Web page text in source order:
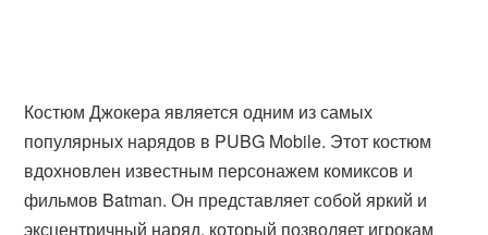
Костюм Джокера является одним из самых
популярных нарядов в PUBG Mobile. Этот костюм
вдохновлен известным персонажем комиксов и
фильмов Batman. Он представляет собой яркий и
эксцентричный наряд, который позволяет игрокам